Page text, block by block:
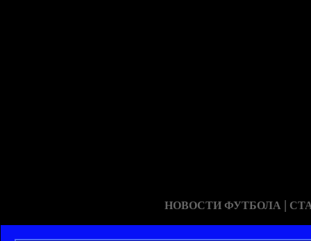
НОВОСТИ ФУТБОЛА |